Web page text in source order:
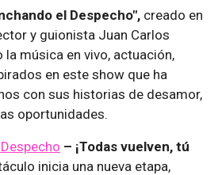
el Despecho", creado en
y guionista Juan Carlos
música en vivo, actuación,
en este show que ha
con sus historias de desamor,
oportunidades.
– ¡Todas vuelven, tú
inicia una nueva etapa,